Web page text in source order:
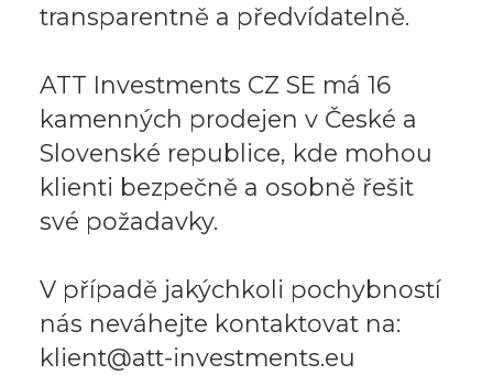
transparentně a předvídatelně.
ATT Investments CZ SE má 16
kamenných prodejen v České a
Slovenské republice, kde mohou
klienti bezpečně a osobně řešit
své požadavky.
V případě jakýchkoli pochybností
nás neváhejte kontaktovat na:
klient@att-investments.eu